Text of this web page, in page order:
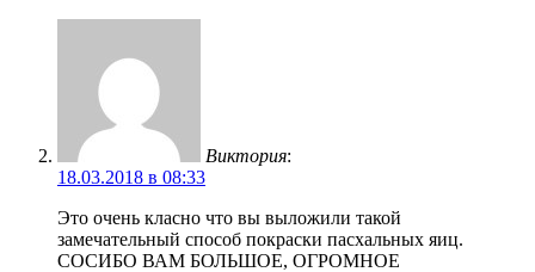
Виктория:
18.03.2018 в 08:33
Это очень класно что вы выложили такой
замечательный способ покраски пасхальных яиц.
СОСИБО ВАМ БОЛЬШОЕ, ОГРОМНОЕ